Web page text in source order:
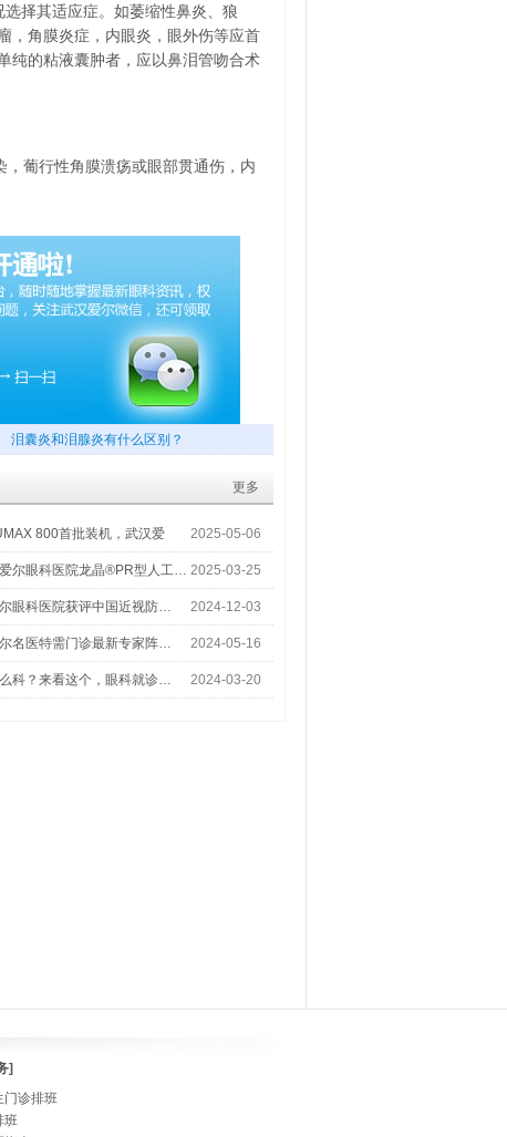
择其适应症。如萎缩性鼻炎、狼
，角膜炎症，内眼炎，眼外伤等应首
纯的粘液囊肿者，应以鼻泪管吻合术
葡行性角膜溃疡或眼部贯通伤，内
泪囊炎和泪腺炎有什么区别？
更多
800首批装机，武汉爱 2025-05-06
尔眼科医院龙晶®PR型人工… 2025-03-25
眼科医院获评中国近视防… 2024-12-03
名医特需门诊最新专家阵… 2024-05-16
科？来看这个，眼科就诊… 2024-03-20
]
门诊排班
班